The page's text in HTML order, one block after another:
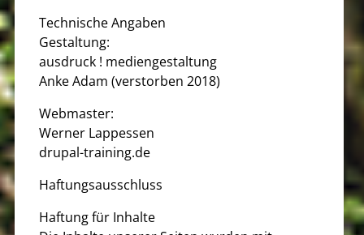
Technische Angaben
Gestaltung:
ausdruck ! mediengestaltung
Anke Adam (verstorben 2018)
Webmaster:
Werner Lappessen
drupal-training.de
Haftungsausschluss
Haftung für Inhalte